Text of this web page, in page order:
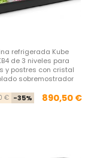
refrigerada Kube
de 3 niveles para
y postres con cristal
sobremostrador
€ -35% 890,50 €